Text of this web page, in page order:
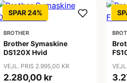
SPAR 24%
BROTHER
Brother Symaskine
DS120X Hvid
VEJL. PRIS 2.995,00 KR
2.280,00 kr